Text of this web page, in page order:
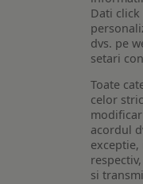
Dati
dvs. pe
setari
Toate
celor
acordul
si